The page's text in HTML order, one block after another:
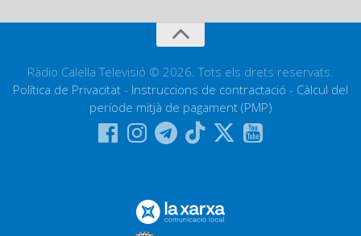
Ràdio Calella Televisió © 2026. Tots els drets reservats.
Política de Privacitat - Instruccions de contractació - Càlcul del
període mitjà de pagament (PMP)